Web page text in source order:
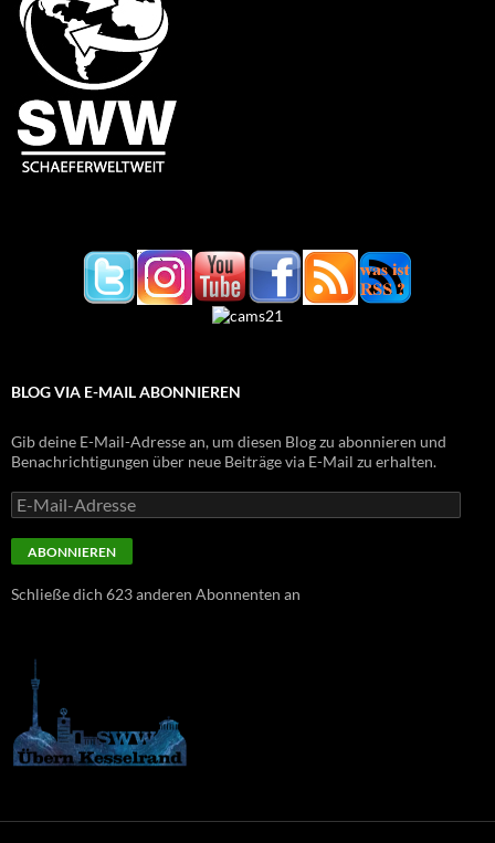
BLOG VIA E-MAIL ABONNIEREN
Gib deine E-Mail-Adresse an, um diesen Blog zu abonnieren und
Benachrichtigungen über neue Beiträge via E-Mail zu erhalten.
E-
Mail-
Adresse
ABONNIEREN
Schließe dich 623 anderen Abonnenten an